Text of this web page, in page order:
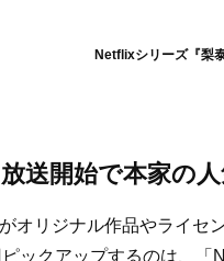
Netflixシリーズ『梨
送開始で本家の
オリジナル作品やライ
ピックアップするのは、